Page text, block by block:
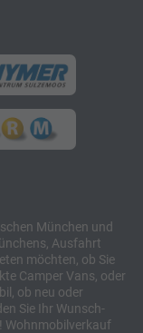
München und
Ausfahrt
möchten, ob Sie
Camper Vans, oder
ob neu oder
Sie Ihr Wunsch-
Wohnmobilverkauf